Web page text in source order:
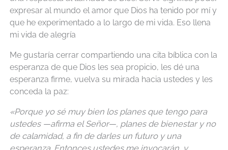
expresar al mundo el amor que Dios ha tenido por mí y
que he experimentado a lo largo de mi vida. Eso llena
mi vida de alegría
Me gustaría cerrar compartiendo una cita bíblica con la
esperanza de que Dios les sea propicio, les dé una
esperanza firme, vuelva su mirada hacia ustedes y les
conceda la paz:
«Porque yo sé muy bien los planes que tengo para
ustedes —afirma el Señor—, planes de bienestar y no
de calamidad, a fin de darles un futuro y una